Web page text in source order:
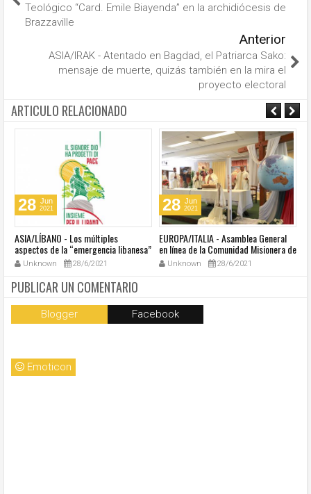
Teológico “Card. Emile Biayenda” en la archidiócesis de
Brazzaville
Anterior
ASIA/IRAK - Atentado en Bagdad, el Patriarca Sako:
mensaje de muerte, quizás también en la mira el
proyecto electoral
ARTICULO RELACIONADO
28 Jun
2021
ASIA/LÍBANO - Los múltiples
aspectos de la “emergencia libanesa”
al centro de la cumbre eclesial
convocada por el Papa Francisco
Unknown 28/6/2021
28 Jun
2021
EUROPA/ITALIA - Asamblea General
en línea de la Comunidad Misionera de
Villaregia
Unknown 28/6/2021
PUBLICAR UN COMENTARIO
Blogger Facebook
Emoticon